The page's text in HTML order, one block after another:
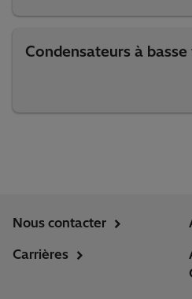
Condensateurs à
Nous contacter
Carrières